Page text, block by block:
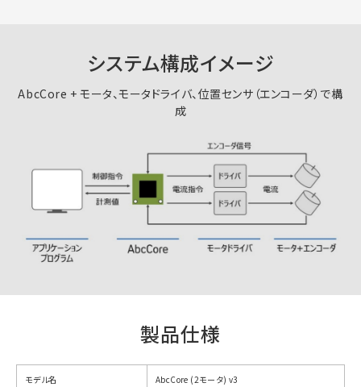
システム構成イメージ
AbcCore + モータ、モータドライバ、位置センサ（エンコーダ）で構
成
製品仕様
モデル名 AbcCore (2モータ) v3